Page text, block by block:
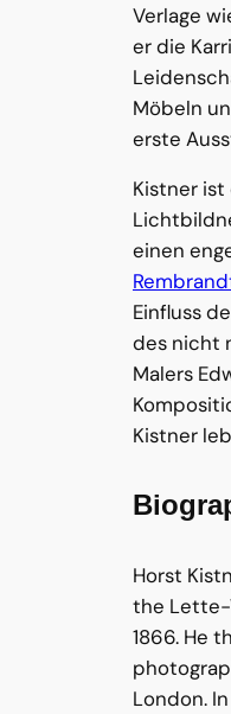
Verlage
er die
Möbeln
erste
Kistner
einen
Einfluss
des nicht
Malers
Kistner
Horst
the Lette-
1866. He
London.